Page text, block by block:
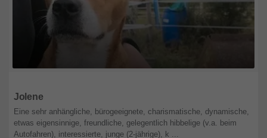
Jolene
Eine sehr anhängliche, bürogeeignete, charismatische, dynamische,
etwas eigensinnige, freundliche, gelegentlich hibbelige (v.a. beim
Autofahren), interessierte, junge (2-jährige), k ...